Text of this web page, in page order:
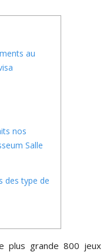
au
nos
Salle
des type de
plus grande 800 jeux